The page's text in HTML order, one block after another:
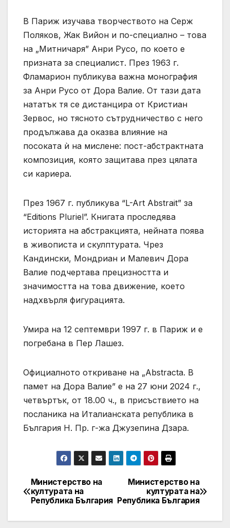
В Париж изучава творчеството на Серж
Поляков, Жак Вийон и по-специално – това
на „Митничаря” Анри Русо, по което е
призната за специалист. През 1963 г.
Фламарион публикува важна монография
за Анри Русо от Дора Валие. От тази дата
нататък тя се дистанцира от Кристиан
Зервос, но тясното сътрудничество с него
продължава да оказва влияние на
посоката ѝ на мислене: пост-абстрактната
композиция, която защитава през цялата
си кариера.
През 1967 г. публикува “L-Art Abstrait” за
“Editions Pluriel”. Книгата проследява
историята на абстракцията, нейната поява
в живописта и скулптурата. Чрез
Кандински, Мондриан и Малевич Дора
Валие подчертава прецизността и
значимостта на това движение, което
надхвърля фигурацията.
Умира на 12 септември 1997 г. в Париж и е
погребана в Пер Лашез.
Официалното откриване на „Abstracta. В
памет на Дора Валие” е на 27 юни 2024 г.,
четвъртък, от 18.00 ч., в присъствието на
посланика на Италианската република в
България Н. Пр. г-жа Джузепина Дзара.
Post
navigation
Министерство на
културата на
Република България
Министерство на
културата на
Република България